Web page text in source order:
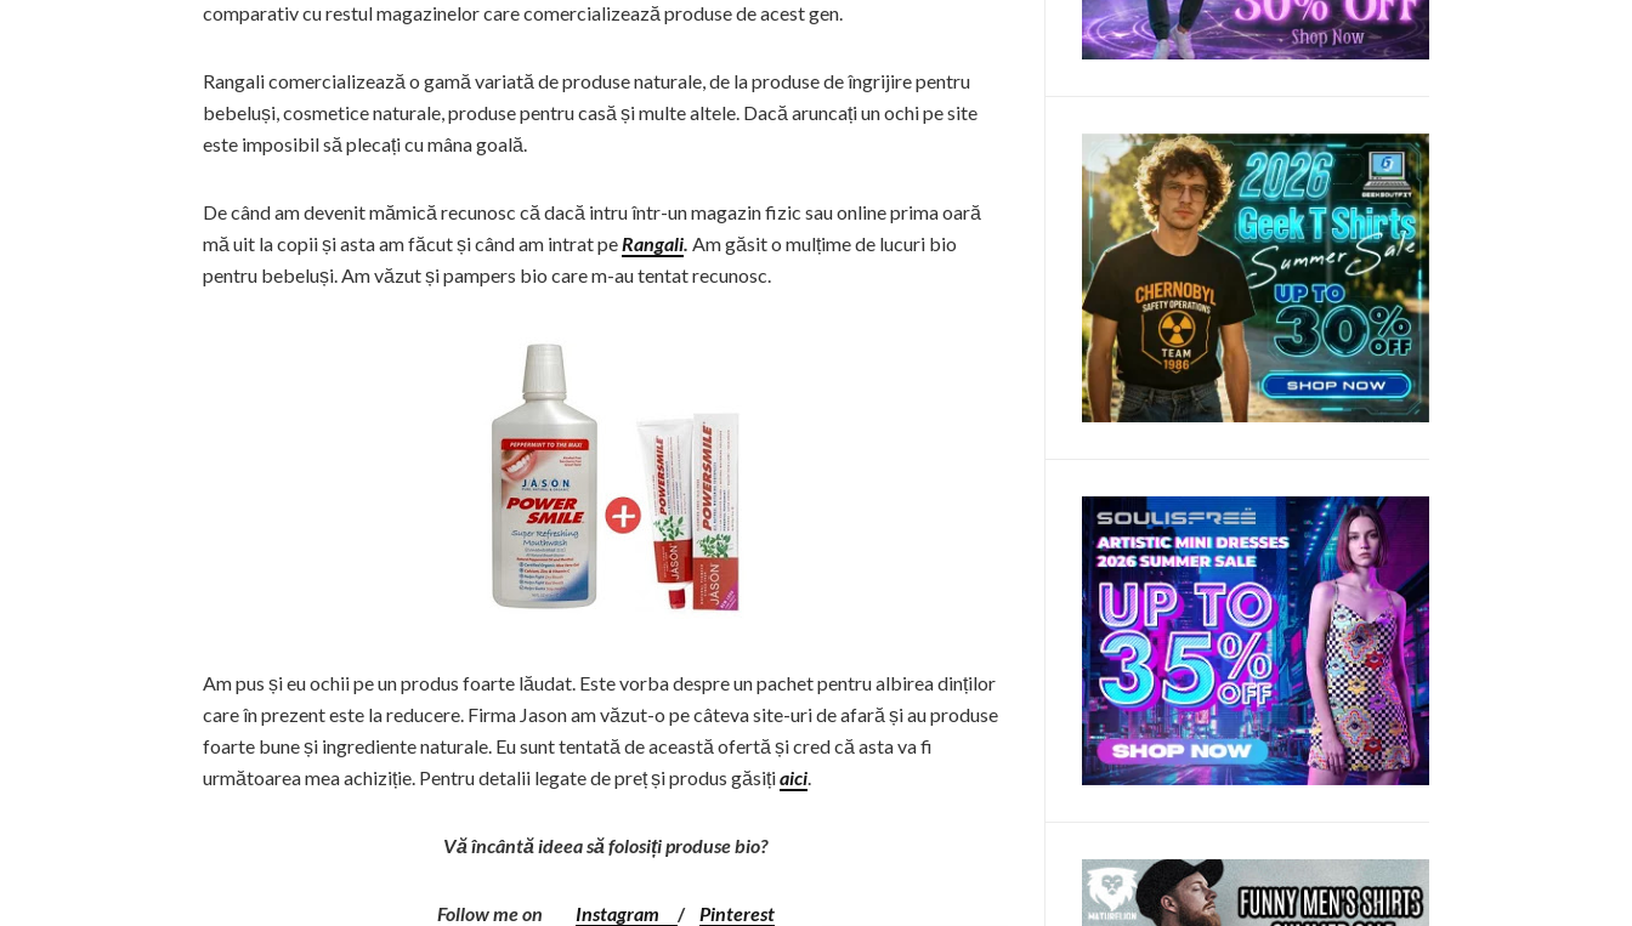
comparativ cu restul magazinelor care comercializează produse de acest gen.
Rangali comercializează o gamă variată de produse naturale, de la produse de îngrijire pentru
bebeluși, cosmetice naturale, produse pentru casă și multe altele. Dacă aruncați un ochi pe site
este imposibil să plecați cu mâna goală.
De când am devenit mămică recunosc că dacă intru într-un magazin fizic sau online prima oară
mă uit la copii și asta am făcut și când am intrat peRangali. Am găsit o mulțime de lucuri bio
pentru bebeluși. Am văzut și pampers bio care m-au tentat recunosc.
Am pus și eu ochii pe un produs foarte lăudat. Este vorba despre un pachet pentru albirea dinților
care în prezent este la reducere. Firma Jason am văzut-o pe câteva site-uri de afară și au produse
foarte bune și ingrediente naturale. Eu sunt tentată de această ofertă și cred că asta va fi
următoarea mea achiziție. Pentru detalii legate de preț și produs găsițiaici.
Vă încântă ideea să folosiți produse bio?
Follow me on Instagram / Pinterest